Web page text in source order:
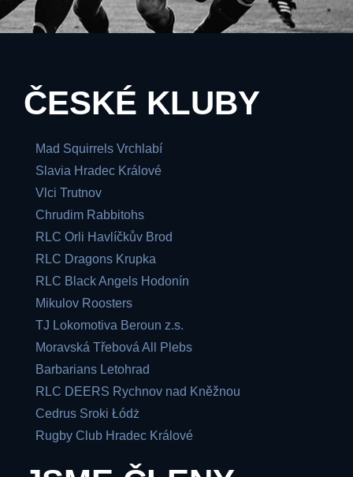
ČESKÉ KLUBY
Mad Squirrels Vrchlabí
Slavia Hradec Králové
Vlci Trutnov
Chrudim Rabbitohs
RLC Orli Havlíčkův Brod
RLC Dragons Krupka
RLC Black Angels Hodonín
Mikulov Roosters
TJ Lokomotiva Beroun z.s.
Moravská Třebová All Plebs
Barbarians Letohrad
RLC DEERS Rychnov nad Kněžnou
Cedrus Sroki Łódż
Rugby Club Hradec Králové